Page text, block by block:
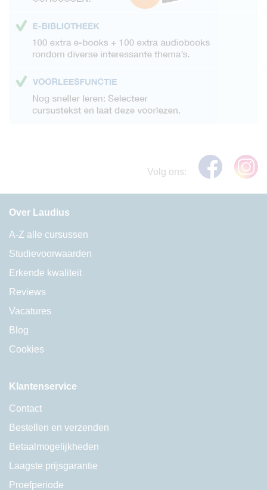
Volg ons:
Over Laudius
A-Z alle cursussen
Studievoorwaarden
Erkende kwaliteit
Reviews
Vacatures
Blog
Cookies
Klantenservice
Contact
Bestellen en verzenden
Betaalmogelijkheden
Laagste prijsgarantie
Proefperiode